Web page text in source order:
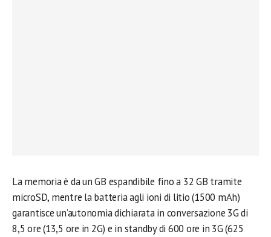
La memoria è da un GB espandibile fino a 32 GB tramite
microSD, mentre la batteria agli ioni di litio (1500 mAh)
garantisce un’autonomia dichiarata in conversazione 3G di
8,5 ore (13,5 ore in 2G) e in standby di 600 ore in 3G (625